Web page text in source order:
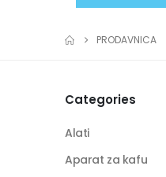
PRODAVNICA
Categories
Alati
Aparat za kafu